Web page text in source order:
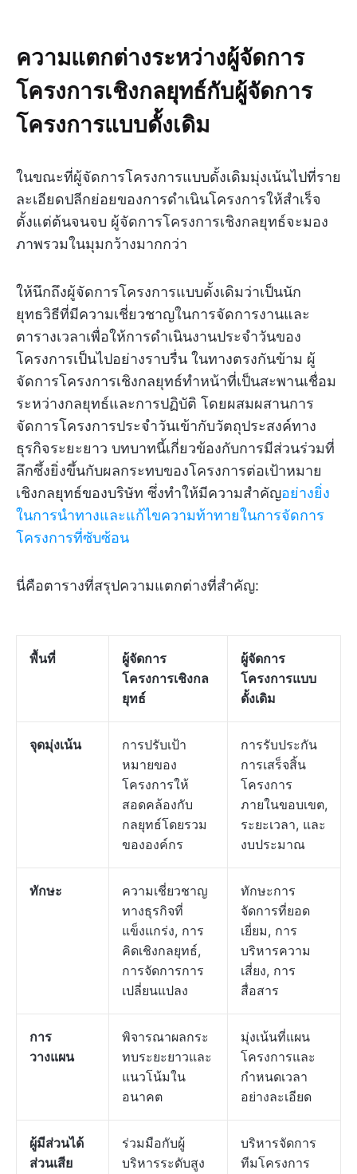
ความแตกต่างระหว่างผู้จัดการ
โครงการเชิงกลยุทธ์กับผู้จัดการ
โครงการแบบดั้งเดิม
ในขณะที่ผู้จัดการโครงการแบบดั้งเดิมมุ่งเน้นไปที่ราย
ละเอียดปลีกย่อยของการดำเนินโครงการให้สำเร็จ
ตั้งแต่ต้นจนจบ ผู้จัดการโครงการเชิงกลยุทธ์จะมอง
ภาพรวมในมุมกว้างมากกว่า
ให้นึกถึงผู้จัดการโครงการแบบดั้งเดิมว่าเป็นนัก
ยุทธวิธีที่มีความเชี่ยวชาญในการจัดการงานและ
ตารางเวลาเพื่อให้การดำเนินงานประจำวันของ
โครงการเป็นไปอย่างราบรื่น ในทางตรงกันข้าม ผู้
จัดการโครงการเชิงกลยุทธ์ทำหน้าที่เป็นสะพานเชื่อม
ระหว่างกลยุทธ์และการปฏิบัติ โดยผสมผสานการ
จัดการโครงการประจำวันเข้ากับวัตถุประสงค์ทาง
ธุรกิจระยะยาว บทบาทนี้เกี่ยวข้องกับการมีส่วนร่วมที่
ลึกซึ้งยิ่งขึ้นกับผลกระทบของโครงการต่อเป้าหมาย
เชิงกลยุทธ์ของบริษัท ซึ่งทำให้มีความสำคัญอย่างยิ่ง
ในการนำทางและแก้ไขความท้าทายในการจัดการ
โครงการที่ซับซ้อน
นี่คือตารางที่สรุปความแตกต่างที่สำคัญ:
พื้นที่
ผู้จัดการ
โครงการเชิงกล
ยุทธ์
ผู้จัดการ
โครงการแบบ
ดั้งเดิม
จุดมุ่งเน้น
การปรับเป้า
หมายของ
โครงการให้
สอดคล้องกับ
กลยุทธ์โดยรวม
ขององค์กร
การรับประกัน
การเสร็จสิ้น
โครงการ
ภายในขอบเขต,
ระยะเวลา, และ
งบประมาณ
ทักษะ
ความเชี่ยวชาญ
ทางธุรกิจที่
แข็งแกร่ง, การ
คิดเชิงกลยุทธ์,
การจัดการการ
เปลี่ยนแปลง
ทักษะการ
จัดการที่ยอด
เยี่ยม, การ
บริหารความ
เสี่ยง, การ
สื่อสาร
การ
วางแผน
พิจารณาผลกระ
ทบระยะยาวและ
แนวโน้มใน
อนาคต
มุ่งเน้นที่แผน
โครงการและ
กำหนดเวลา
อย่างละเอียด
ผู้มีส่วนได้
ส่วนเสีย
ร่วมมือกับผู้
บริหารระดับสูง
บริหารจัดการ
ทีมโครงการ